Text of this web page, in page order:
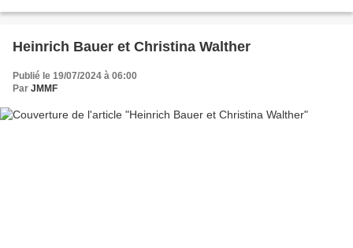
Heinrich Bauer et Christina Walther
Publié le 19/07/2024 à 06:00
Par JMMF